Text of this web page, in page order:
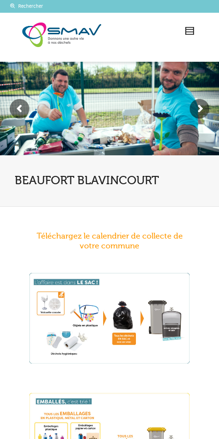
Rechercher
BEAUFORT BLAVINCOURT
Téléchargez le calendrier de collecte de
votre commune